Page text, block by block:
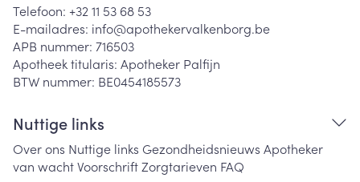
Telefoon: +32 11 53 68 53
E-mailadres: info@apothekervalkenborg.be
APB nummer: 716503
Apotheek titularis: Apotheker Palfijn
BTW nummer: BE0454185573
Nuttige links
Over ons Nuttige links Gezondheidsnieuws Apotheker
van wachtVoorschriftZorgtarieven FAQ